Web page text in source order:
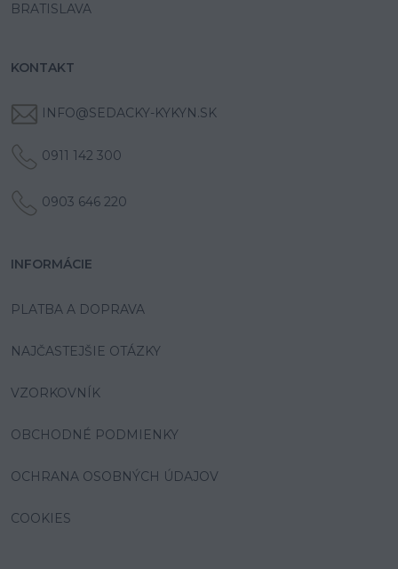
BRATISLAVA
KONTAKT
INFO@SEDACKY-KYKYN.SK
0911 142 300
0903 646 220
INFORMÁCIE
PLATBA A DOPRAVA
NAJČASTEJŠIE OTÁZKY
VZORKOVNÍK
OBCHODNÉ PODMIENKY
OCHRANA OSOBNÝCH ÚDAJOV
COOKIES